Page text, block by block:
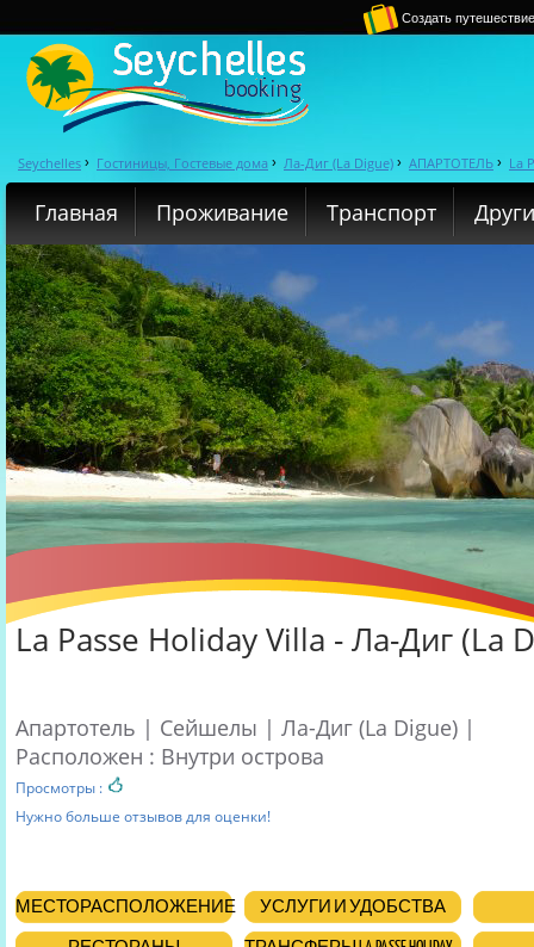
Создать
Seychelles › Гостиницы, Гостевые дома › Ла-Диг (La Digue) › АПАРТОТЕЛЬ › La
Главная Проживание Транспорт
La Passe Holiday Villa - Ла-Диг (La
Апартотель | Сейшелы | Ла-Диг (La Digue) |
Расположен : Внутри острова
Просмотры :
Нужно больше отзывов для оценки!
МЕСТОРАСПОЛОЖЕНИЕ
УСЛУГИ И УДОБСТВА